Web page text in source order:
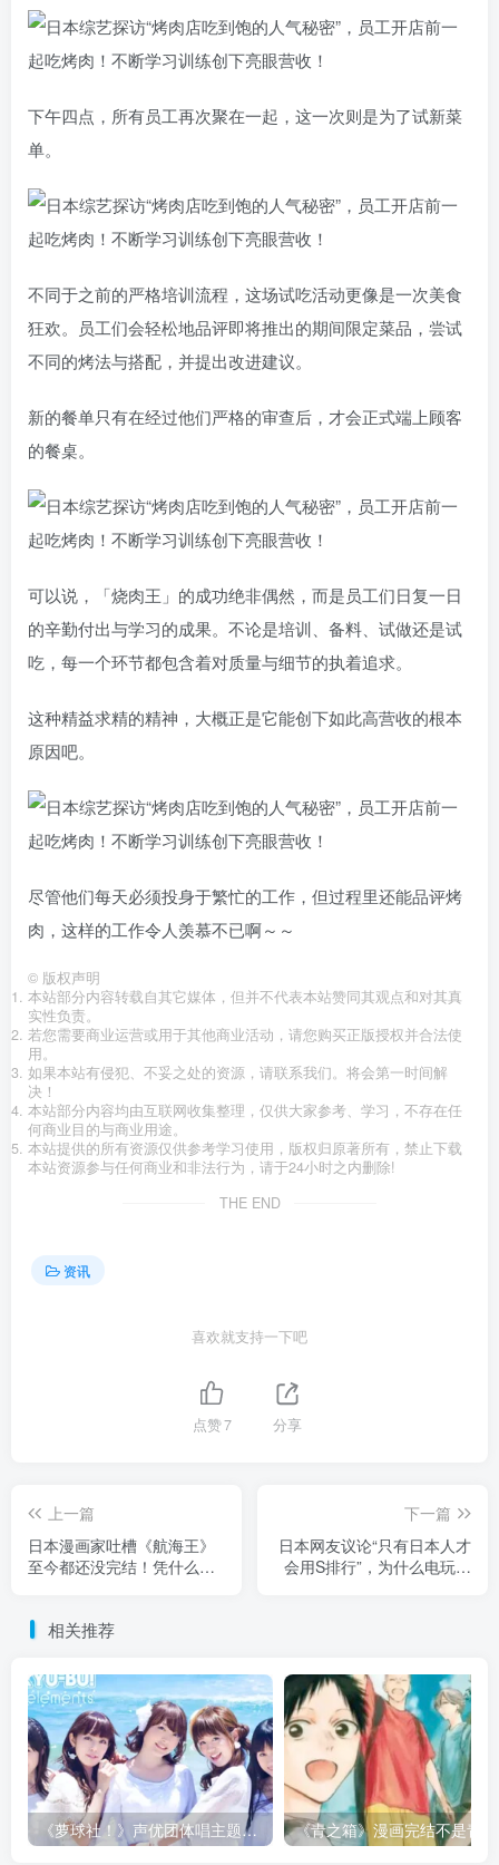
下午四点，所有员工再次聚在一起，这一次则是为了试新菜
单。
不同于之前的严格培训流程，这场试吃活动更像是一次美食
狂欢。员工们会轻松地品评即将推出的期间限定菜品，尝试
不同的烤法与搭配，并提出改进建议。
新的餐单只有在经过他们严格的审查后，才会正式端上顾客
的餐桌。
可以说，「烧肉王」的成功绝非偶然，而是员工们日复一日
的辛勤付出与学习的成果。不论是培训、备料、试做还是试
吃，每一个环节都包含着对质量与细节的执着追求。
这种精益求精的精神，大概正是它能创下如此高营收的根本
原因吧。
尽管他们每天必须投身于繁忙的工作，但过程里还能品评烤
肉，这样的工作令人羡慕不已啊～～
© 版权声明
本站部分内容转载自其它媒体，但并不代表本站赞同其观点和对其真
实性负责。
若您需要商业运营或用于其他商业活动，请您购买正版授权并合法使
用。
如果本站有侵犯、不妥之处的资源，请联系我们。将会第一时间解
决！
本站部分内容均由互联网收集整理，仅供大家参考、学习，不存在任
何商业目的与商业用途。
本站提供的所有资源仅供参考学习使用，版权归原著所有，禁止下载
本站资源参与任何商业和非法行为，请于24小时之内删除!
THE END
资讯
喜欢就支持一下吧
点赞7 分享
上一篇
日本漫画家吐槽《航海王》
至今都还没完结！凭什么就
下一篇
日本网友议论“只有日本人才
会用S排行”，为什么电玩游
相关推荐
《萝球社！》声优团体唱主题曲竟快消失了？别把青春怀念变成逼声优继续当偶像的压力！